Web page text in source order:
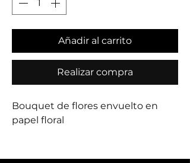
Añadir al carrito
Realizar compra
Bouquet de flores envuelto en
papel floral